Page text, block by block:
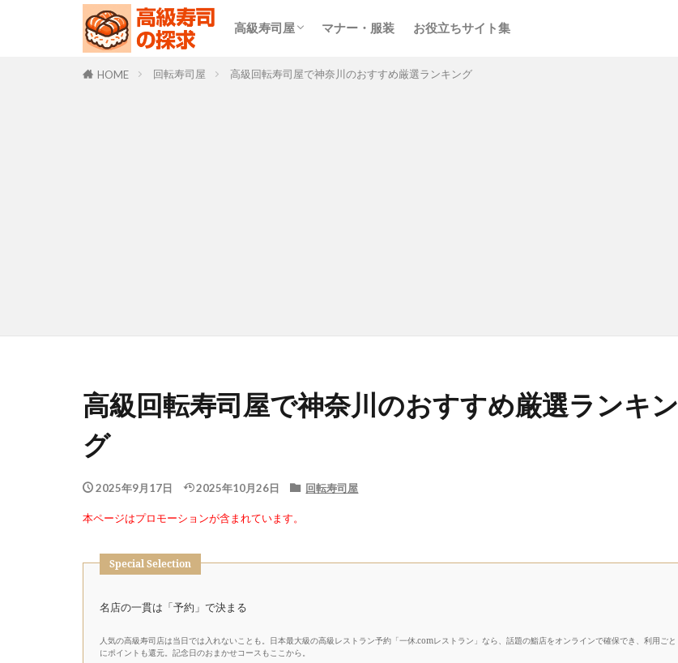
高級寿司屋 マナー・服装 お役立ちサイト集
HOME 回転寿司屋 高級回転寿司屋で神奈川のおすすめ厳選ランキング
高級回転寿司屋で神奈川のおすすめ厳選ランキン
グ
2025年9月17日 2025年10月26日 回転寿司屋
本ページはプロモーションが含まれています。
Special Selection
名店の一貫は「予約」で決まる
人気の高級寿司店は当日では入れないことも。日本最大級の高級レストラン予約「一休.comレストラン」なら、話題の鮨店をオンラインで確保でき、利用ごと
にポイントも還元。記念日のおまかせコースもここから。